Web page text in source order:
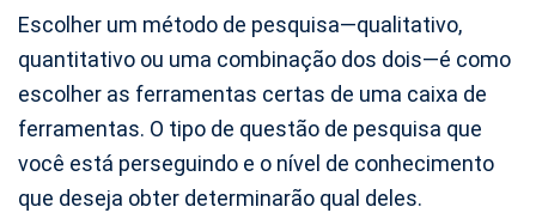
Escolher um método de pesquisa—qualitativo,
quantitativo ou uma combinação dos dois—é como
escolher as ferramentas certas de uma caixa de
ferramentas. O tipo de questão de pesquisa que
você está perseguindo e o nível de conhecimento
que deseja obter determinarão qual deles.